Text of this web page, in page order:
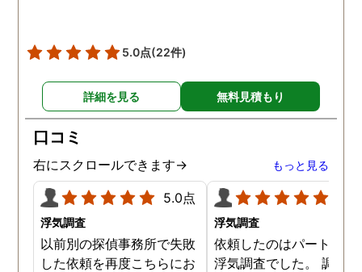
5.0点(22件)
詳細を見る 無料見積もり
口コミ
右にスクロールできます→ もっと見る
5.0点
浮気調査
以前別の探偵事務所で失敗
した依頼を再度こちらにお
浮気調査
依頼したのはパートナー
浮気調査でした。 調査